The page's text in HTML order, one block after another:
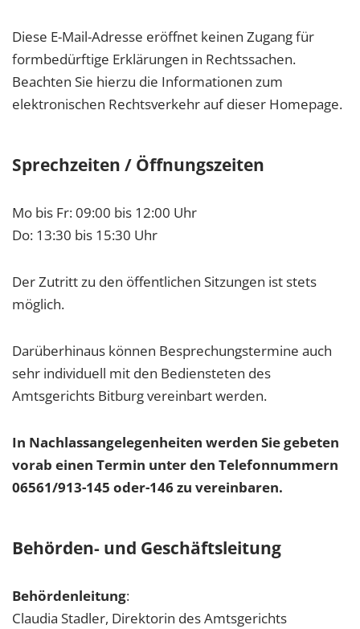
Diese E-Mail-Adresse eröffnet keinen Zugang für
formbedürftige Erklärungen in Rechtssachen.
Beachten Sie hierzu die Informationen zum
elektronischen Rechtsverkehr auf dieser Homepage.
Sprechzeiten / Öffnungszeiten
Mo bis Fr: 09:00 bis 12:00 Uhr
Do: 13:30 bis 15:30 Uhr
Der Zutritt zu den öffentlichen Sitzungen ist stets
möglich.
Darüberhinaus können Besprechungstermine auch
sehr individuell mit den Bediensteten des
Amtsgerichts Bitburg vereinbart werden.
In Nachlassangelegenheiten werden Sie gebeten
vorab einen Termin unter den Telefonnummern
06561/913-145 oder-146 zu vereinbaren.
Behörden- und Geschäftsleitung
Behördenleitung:
Claudia Stadler, Direktorin des Amtsgerichts